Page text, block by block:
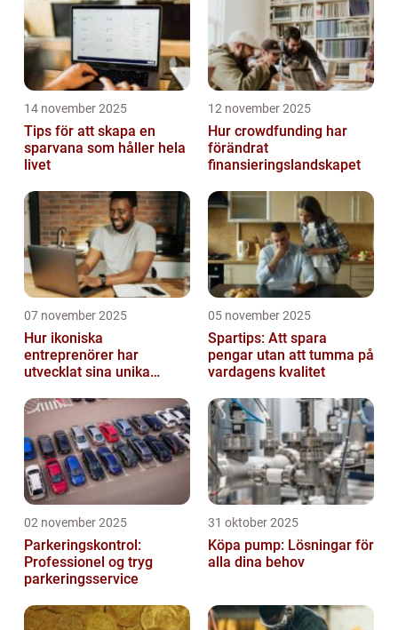
14 november 2025
Tips för att skapa en
sparvana som håller hela
livet
12 november 2025
Hur crowdfunding har
förändrat
finansieringslandskapet
07 november 2025
Hur ikoniska
entreprenörer har
utvecklat sina unika
05 november 2025
Spartips: Att spara
pengar utan att tumma på
vardagens kvalitet
02 november 2025
Parkeringskontrol:
Professionel og tryg
parkeringsservice
31 oktober 2025
Köpa pump: Lösningar för
alla dina behov